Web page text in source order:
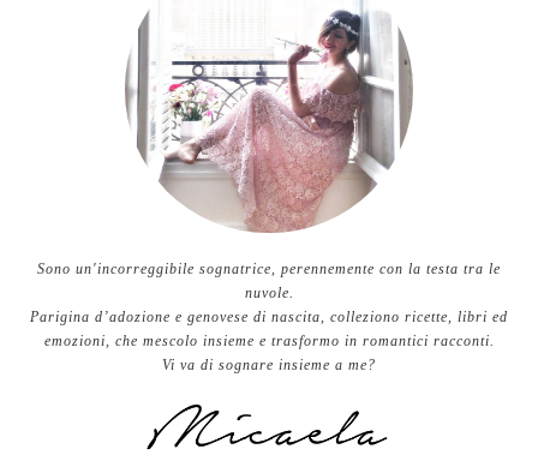
Sono un'incorreggibile sognatrice, perennemente con la testa tra le
nuvole.
Parigina d’adozione e genovese di nascita, colleziono ricette, libri ed
emozioni, che mescolo insieme e trasformo in romantici racconti.
Vi va di sognare insieme a me?